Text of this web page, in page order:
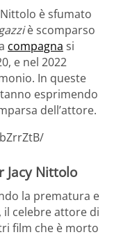
Nittolo è sfumato
è scomparso
compagna si
e nel 2022
In queste
esprimendo
dell’attore.
Jacy Nittolo
la prematura e
il celebre attore di
film che è morto